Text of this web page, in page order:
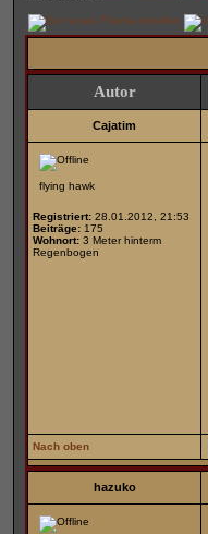
Autor
Cajatim
flying hawk
Registriert: 28.01.2012, 21:53
Beiträge: 175
Wohnort: 3 Meter hinterm
Regenbogen
Nach oben
hazuko